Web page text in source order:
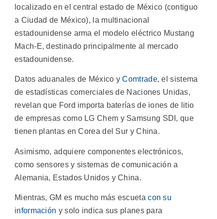
localizado en el central estado de México (contiguo
a Ciudad de México), la multinacional
estadounidense arma el modelo eléctrico Mustang
Mach-E, destinado principalmente al mercado
estadounidense.
Datos aduanales de México yComtrade, el sistema
de estadísticas comerciales de Naciones Unidas,
revelan que Ford importa baterías de iones de litio
de empresas como LG Chem y Samsung SDI, que
tienen plantas en Corea del Sur y China.
Asimismo, adquiere componentes electrónicos,
como sensores y sistemas de comunicación a
Alemania, Estados Unidos y China.
Mientras, GM es mucho más escuetacon su
información y solo indica sus planes para